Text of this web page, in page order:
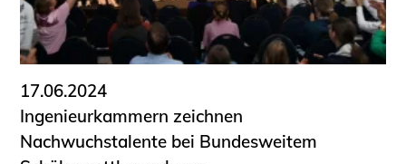
17.06.2024
Ingenieurkammern zeichnen
Nachwuchstalente bei Bundesweitem